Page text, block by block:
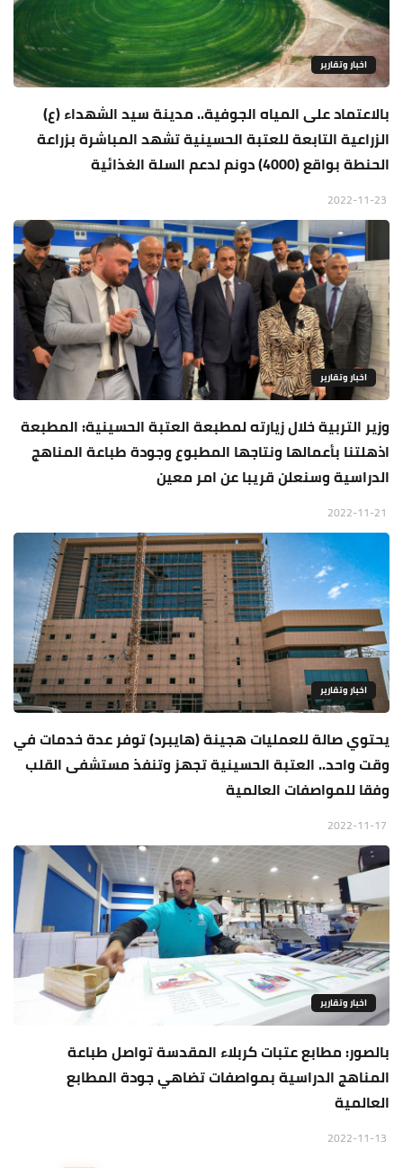
اخبار وتقارير
بالاعتماد على المياه الجوفية.. مدينة سيد الشهداء (ع)
الزراعية التابعة للعتبة الحسينية تشهد المباشرة بزراعة
الحنطة بواقع (4000) دونم لدعم السلة الغذائية
اخبار وتقارير
وزير التربية خلال زيارته لمطبعة العتبة الحسينية: المطبعة
اذهلتنا بأعمالها ونتاجها المطبوع وجودة طباعة المناهج
الدراسية وسنعلن قريبا عن امر معين
اخبار وتقارير
يحتوي صالة للعمليات هجينة (هايبرد) توفر عدة خدمات في
وقت واحد.. العتبة الحسينية تجهز وتنفذ مستشفى القلب
وفقا للمواصفات العالمية
اخبار وتقارير
بالصور: مطابع عتبات كربلاء المقدسة تواصل طباعة
المناهج الدراسية بمواصفات تضاهي جودة المطابع
العالمية